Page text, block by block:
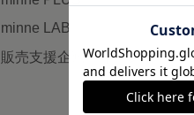
minne LAB
販売支援企画・イベント